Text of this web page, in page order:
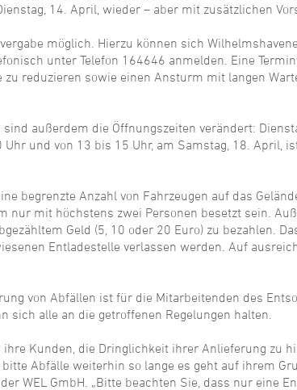
14. April, wieder – aber mit zusätzlichen
möglich. Hierzu können sich
unter Telefon 164646 anmelden. Eine
reduzieren sowie einen Ansturm mit langen
außerdem die Öffnungszeiten verändert:
und von 13 bis 15 Uhr, am Samstag, 18. April,
begrenzte Anzahl von Fahrzeugen auf das
nur mit höchstens zwei Personen besetzt sein.
Geld (5, 10 oder 20 Euro) zu bezahlen.
Entladestelle verlassen werden. Auf
von Abfällen ist für die Mitarbeitenden des
sich alle an die getroffenen Regelungen halten.
ihre Kunden, die Dringlichkeit ihrer Anlieferung zu
Abfälle weiterhin so lange es geht auf ihrem
WEL GmbH. „Bitte beachten Sie, dass nur eine